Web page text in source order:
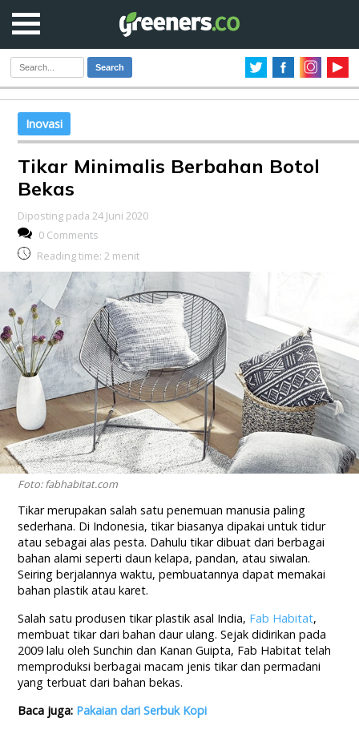
Search
Inovasi
Tikar Minimalis Berbahan Botol
Bekas
Diposting pada 24 Juni 2020
0 Comments
Reading time: 2 menit
Foto: fabhabitat.com
Tikar merupakan salah satu penemuan manusia paling
sederhana. Di Indonesia, tikar biasanya dipakai untuk tidur
atau sebagai alas pesta. Dahulu tikar dibuat dari berbagai
bahan alami seperti daun kelapa, pandan, atau siwalan.
Seiring berjalannya waktu, pembuatannya dapat memakai
bahan plastik atau karet.
Salah satu produsen tikar plastik asal India, Fab Habitat,
membuat tikar dari bahan daur ulang. Sejak didirikan pada
2009 lalu oleh Sunchin dan Kanan Guipta, Fab Habitat telah
memproduksi berbagai macam jenis tikar dan permadani
yang terbuat dari bahan bekas.
Baca juga: Pakaian dari Serbuk Kopi